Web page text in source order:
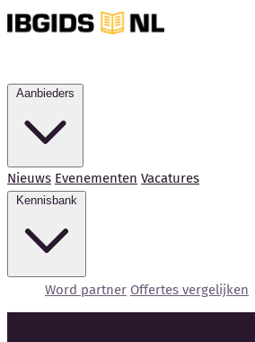
Nieuws Evenementen Vacatures
Word partner Offertes vergelijken